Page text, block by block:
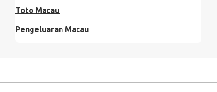
Toto Macau
Pengeluaran Macau